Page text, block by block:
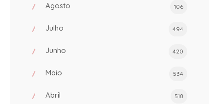
Agosto 106
Julho 494
Junho 420
Maio 534
Abril 518